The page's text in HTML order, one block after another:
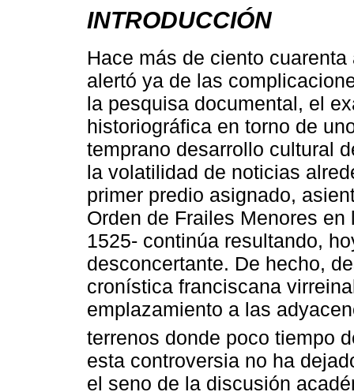
INTRODUCCIÓN
Hace más de ciento
alertó ya de las
la pesquisa documental, el
historiográfica en torno de
temprano desarrollo cultural
la volatilidad de noticias
primer predio asignado,
Orden de Frailes Menores
1525- continúa resultando,
desconcertante. De hecho,
cronística franciscana
emplazamiento a las
terrenos donde poco tiempo
esta controversia no ha
el seno de la discusión